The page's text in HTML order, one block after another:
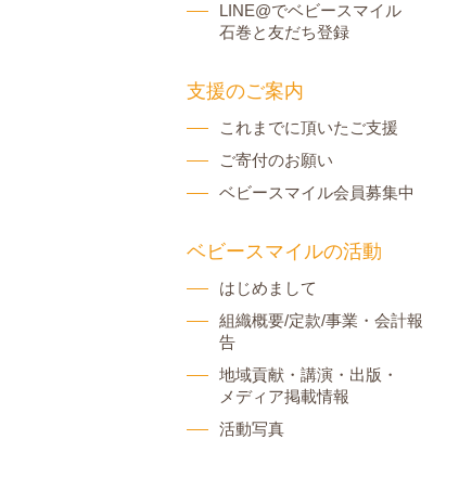
LINE@でベビースマイル
石巻と友だち登録
支援のご案内
これまでに頂いたご支援
ご寄付のお願い
ベビースマイル会員募集中
ベビースマイルの活動
はじめまして
組織概要/定款/事業・会計報
告
地域貢献・講演・出版・
メディア掲載情報
活動写真